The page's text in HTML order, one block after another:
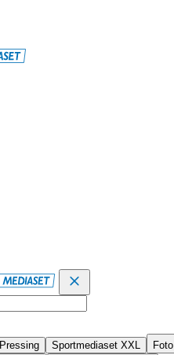
Pressing Sportmediaset XXL
Foto